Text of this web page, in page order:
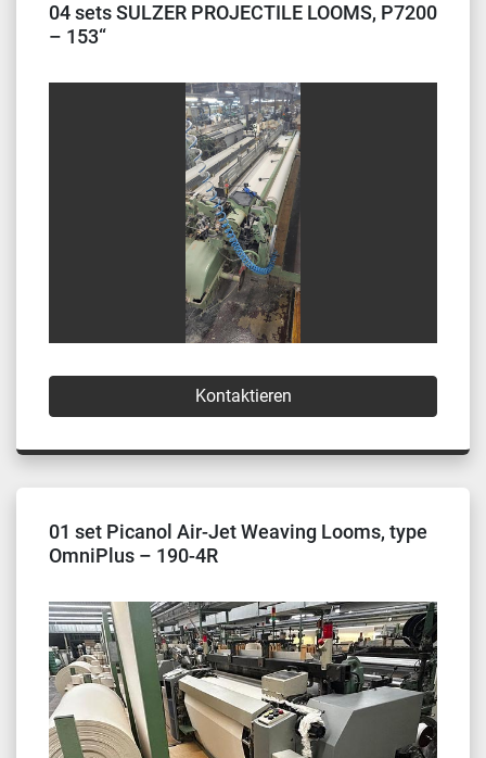
04 sets SULZER PROJECTILE LOOMS, P7200
– 153“
Kontaktieren
01 set Picanol Air-Jet Weaving Looms, type
OmniPlus – 190-4R